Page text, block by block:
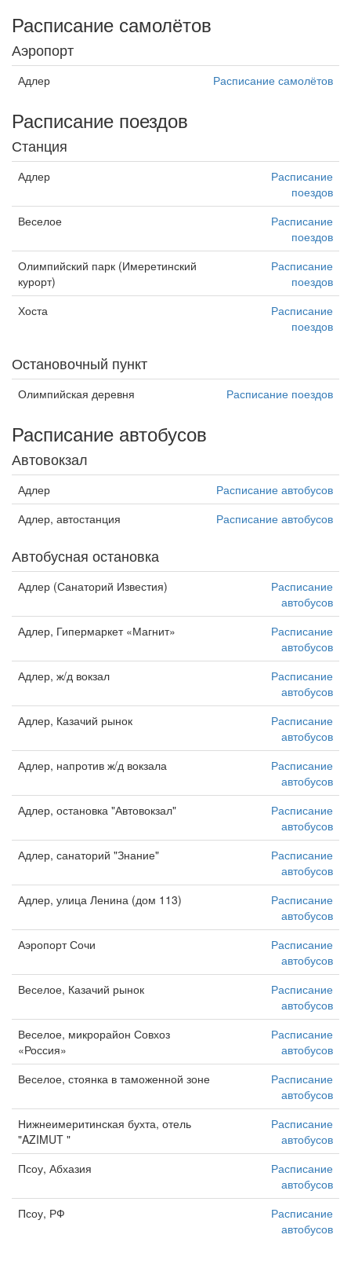
Расписание самолётов
Аэропорт
Адлер Расписание самолётов
Расписание поездов
Станция
Адлер
Расписание
поездов
Веселое
Расписание
поездов
Олимпийский парк (Имеретинский
курорт)
Расписание
поездов
Хоста
Расписание
поездов
Остановочный пункт
Олимпийская деревня Расписание поездов
Расписание автобусов
Автовокзал
Адлер
Расписание автобусов
Адлер, автостанция
Расписание автобусов
Автобусная остановка
Адлер (Санаторий Известия)
Расписание
автобусов
Адлер, Гипермаркет «Магнит»
Расписание
автобусов
Адлер, ж/д вокзал
Расписание
автобусов
Адлер, Казачий рынок
Расписание
автобусов
Адлер, напротив ж/д вокзала
Расписание
автобусов
Адлер, остановка "Автовокзал"
Расписание
автобусов
Адлер, санаторий "Знание"
Расписание
автобусов
Адлер, улица Ленина (дом 113)
Расписание
автобусов
Аэропорт Сочи
Расписание
автобусов
Веселое, Казачий рынок
Расписание
автобусов
Веселое, микрорайон Совхоз
«Россия»
Расписание
автобусов
Веселое, стоянка в таможенной зоне
Расписание
автобусов
Нижнеимеритинская бухта, отель
"AZIMUT "
Расписание
автобусов
Псоу, Абхазия
Расписание
автобусов
Псоу, РФ
Расписание
автобусов